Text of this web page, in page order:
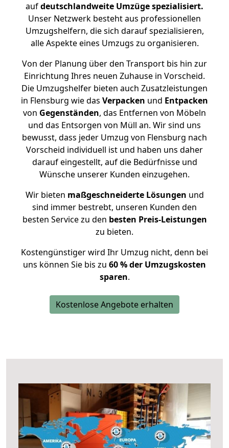
aufdeutschlandweite Umzüge spezialisiert.
Unser Netzwerk besteht aus professionellen
Umzugshelfern, die sich darauf spezialisieren,
alle Aspekte eines Umzugs zu organisieren.
Von der Planung über den Transport bis hin zur
Einrichtung Ihres neuen Zuhause in Vorscheid.
Die Umzugshelfer bieten auch Zusatzleistungen
in Flensburg wie das Verpacken und Entpacken
von Gegenständen, das Entfernen von Möbeln
und das Entsorgen von Müll an. Wir sind uns
bewusst, dass jeder Umzug von Flensburg nach
Vorscheid individuell ist und haben uns daher
darauf eingestellt, auf die Bedürfnisse und
Wünsche unserer Kunden einzugehen.
Wir bieten maßgeschneiderte Lösungen und
sind immer bestrebt, unseren Kunden den
besten Service zu den besten Preis-Leistungen
zu bieten.
Kostengünstiger wird Ihr Umzug nicht, denn bei
uns können Sie bis zu 60 % der Umzugskosten
sparen.
Kostenlose Angebote erhalten